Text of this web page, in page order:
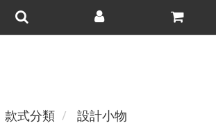
款式分類 設計小物